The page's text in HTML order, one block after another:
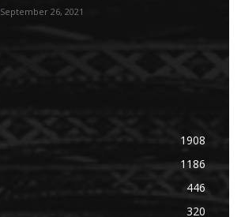
September 26, 2021
1908
1186
446
320